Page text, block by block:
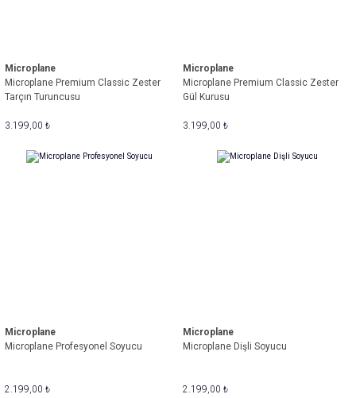
Microplane
Microplane Premium Classic Zester
Tarçın Turuncusu
3.199,00 ₺
Microplane
Microplane Premium Classic Zester
Gül Kurusu
3.199,00 ₺
Microplane
Microplane Profesyonel Soyucu
2.199,00 ₺
Microplane
Microplane Dişli Soyucu
2.199,00 ₺